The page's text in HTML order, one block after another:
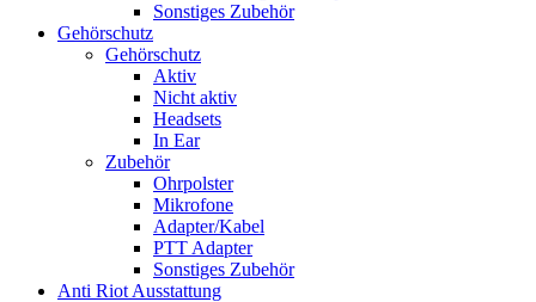
Sonstiges Zubehör
Gehörschutz
Gehörschutz
Aktiv
Nicht aktiv
Headsets
In Ear
Zubehör
Ohrpolster
Mikrofone
Adapter/Kabel
PTT Adapter
Sonstiges Zubehör
Anti Riot Ausstattung